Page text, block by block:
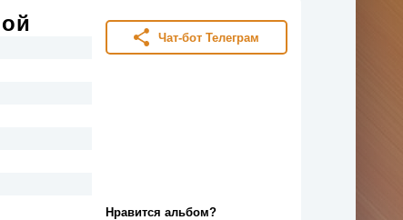
Чат-бот Телеграм
Нравится альбом?